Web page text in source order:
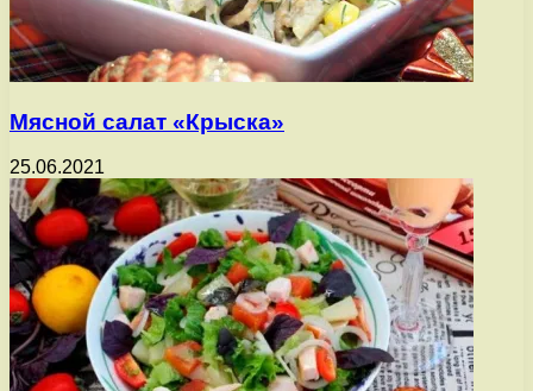
Мясной салат «Крыска»
25.06.2021